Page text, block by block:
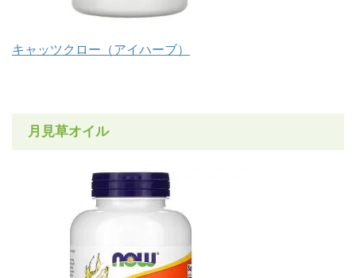
キャッツクロー（アイハーブ）
月見草オイル